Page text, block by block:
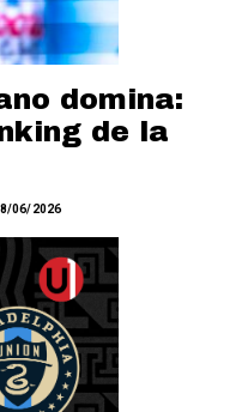
domina:
de la
06/2026